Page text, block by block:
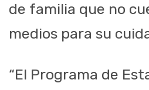
de familia que no
medios para su
“El Programa de